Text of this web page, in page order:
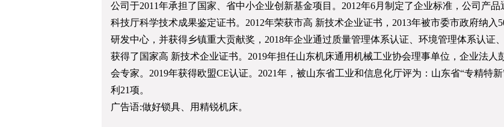
公司于2011年承担了国家、省中小企业创新基金项目。2012年6月制定了企业标准，公司产
科技厅科学技术成果鉴定证书。2012年荣获市高 新技术企业证书，2013年被市委市政府纳入
研发中心，并获得乡镇重大贡献奖，2018年企业通过质量管理体系认证、环境管理体系认证
获得了国家高 新技术企业证书。2019年担任山东机床通用机械工业协会理事单位，企业法
会专家。2019年获得欧盟CE认证。2021年，被山东省工业和信息化厅评为：山东省“专精特
利21项。
广告语:做好锁具、用精锐机床。